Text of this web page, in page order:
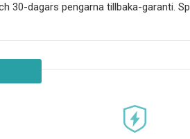
30-dagars pengarna tillbaka-garanti.